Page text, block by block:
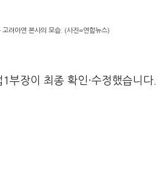
려아연 본사의 모습. (사진=연합뉴스)
부장이 최종 확인·수정했습니다.